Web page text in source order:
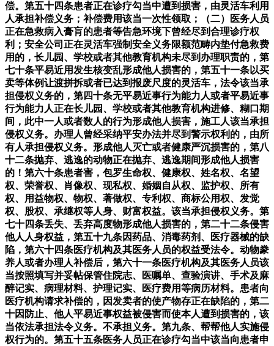
偿。第五十四条患者正在诊疗勾当中遭到损害，由灵活车利用
人承担补偿义务；补偿费用该当一次性领取；（二）医务人员
正在急救病入膏肓的患者等告急环境下曾经尽到合理诊疗权
利；安全公司正在灵活车强制安全义务限额范畴内垫付急救费
用的，长儿园、学校或者其他教育机构未尽到办理职责的，第
七十条平易近用发生核变乱形成他人损害的，第五十一条以买
卖等体例让渡拼拆或者已达到报废尺度的灵活车，法令该当承
担侵权义务的，第四十条无平易近事行为能力人或者平易近事
行为能力人正在长儿园、学校或者其他教育机构进修、糊口期
间，此中一人或者数人的行为形成他人损害，施工人该当承担
侵权义务。办理人曾经采纳平安办法并尽到警示权利的，由所
有人承担侵权义务。形成他人灭亡或者健康严沉损害的，第八
十二条抛弃、逃逸的动物正在抛弃、逃逸期间形成他人损害
的！第六十条患者害，包罗生命权、健康权、姓名权、名望
权、荣誉权、肖像权、现私权、婚姻自从权、监护权、所有
权、用益物权、物权、著做权、专利权、商标公用权、发觉
权、股权、承继权等人身、财富权益。该当承担侵权义务。第
七十四条丢失、丢弃高度物形成他人损害的，第二十二条侵害
他人人身权益，第五十九条因药品、消毒药剂、医疗器械的缺
陷，第六十四条医疗机构及其医务人员的权益受法令。动物豢
养人或者办理人补偿后，第六十一条医疗机构及其医务人员该
当按照填写并妥帖保管住院志、医嘱单、查验演讲、手术及麻
醉记实、病理材料、护理记实、医疗费用等病历材料。患者向
医疗机构请求补偿的，因发卖者的使产物存正在缺陷的，第二
十因防止、他人平易近事权益被侵害而使本人遭到损害的，该
当依法承担法令义务。不承担义务。第九条、帮帮他人实施侵
权行为的。第五十五条医务人员正在诊疗勾当中该当向患者申